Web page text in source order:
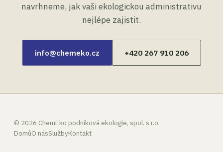
navrhneme, jak vaši ekologickou administrativu
nejlépe zajistit.
info@chemeko.cz +420 267 910 206
© 2026 ChemEko podniková ekologie, spol. s r.o.
DomůO násSlužbyKontakt